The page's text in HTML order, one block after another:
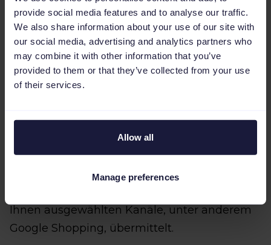
provide social media features and to analyse our traffic.
We also share information about your use of our site with
our social media, advertising and analytics partners who
may combine it with other information that you’ve
provided to them or that they’ve collected from your use
of their services.
Allow all
Manage preferences
Verbindung standardmäßig einmal pro Tag
aktualisiert. Gerade jetzt, im geschäftigsten E-
Commerce-Quartal des Jahres, das auf mehr
Händlerandrang im Shopping Tab trifft,
können häufigere Updates Ihrer
Unsere Lösung sind “Extra Runs”!Mit Extra
Runs werden Ihre Daten mehrmals täglich
Ihnen ausgewählten Kanäle, unter anderem
Google Shopping, übermittelt.